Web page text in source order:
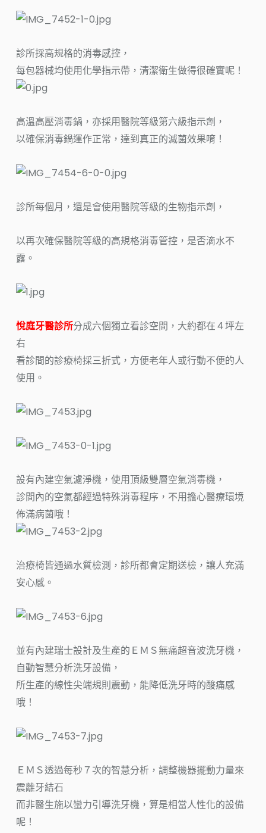
診所採高規格的消毒感控，
每包器械均使用化學指示帶，清潔衛生做得很確實呢！
高溫高壓消毒鍋，亦採用醫院等級第六級指示劑，
以確保消毒鍋運作正常，達到真正的滅菌效果唷！
診所每個月，還是會使用醫院等級的生物指示劑，
以再次確保醫院等級的高規格消毒管控，是否滴水不
露。
悅庭牙醫診所分成六個獨立看診空間，大約都在４坪左
右
看診間的診療椅採三折式，方便老年人或行動不便的人
使用。
設有內建空氣濾淨機，使用頂級雙層空氣消毒機，
診間內的空氣都經過特殊消毒程序，不用擔心醫療環境
佈滿病菌哦！
治療椅皆通過水質檢測，診所都會定期送檢，讓人充滿
安心感。
並有內建瑞士設計及生產的ＥＭＳ無痛超音波洗牙機，
自動智慧分析洗牙設備，
所生產的線性尖端規則震動，能降低洗牙時的酸痛感
哦！
ＥＭＳ透過每秒７次的智慧分析，調整機器擺動力量來
震離牙結石
而非醫生施以蠻力引導洗牙機，算是相當人性化的設備
呢！